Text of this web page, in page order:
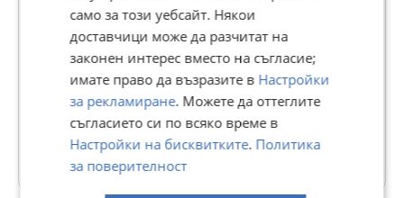
ХОУМ ТУ Ю ОФИС ХРИСТО БОТЕВ
В Bazar.BG от 09 септември 2024г.
Последно активен вчера в 21:25 ч.
190 Обяви
само за този уебсайт. Някои
доставчици може да разчитат на
законен интерес вместо на съгласие;
имате право да възразите в Настройки
за рекламиране. Можете да оттеглите
съгласието си по всяко време в
Настройки на бисквитките. Политика
за поверителност